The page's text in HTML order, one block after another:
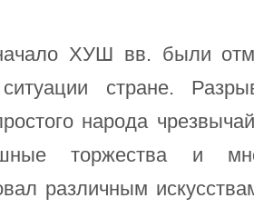
ХУШ вв. были
ситуации стране.
народа
торжества и
различным